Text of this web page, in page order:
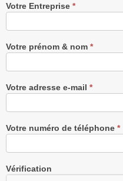
Recevez
notre
gratuitement
Votre Entreprise *
Votre prénom & nom *
Votre adresse e-mail *
Votre numéro de téléphone *
Vérification